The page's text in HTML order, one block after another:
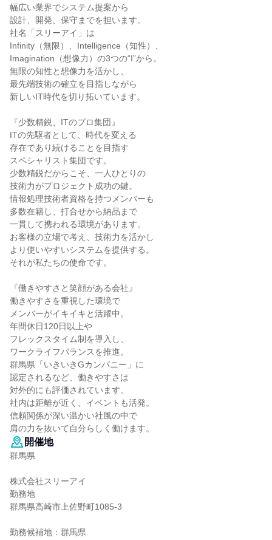
幅広い業界でシステム提案から
設計、開発、保守までを担います。
社名「スリーアイ」は
Infinity（無限）、Intelligence（知性）、
Imagination（想像力）の3つの“I”から。
無限の知性と想像力を活かし、
最先端技術の確立を目指しながら
新しいIT時代を切り拓いています。
『少数精鋭、ITのプロ集団』
ITの先駆者として、時代を変える
存在であり続けることを目指す
スペシャリスト集団です。
少数精鋭だからこそ、一人ひとりの
技術力がプロジェクト成功の鍵。
情報処理技術者資格を持つメンバーも
多数在籍し、打合せから納品まで
一貫して携われる環境があります。
お客様の立場で考え、技術力を活かし
より使いやすいシステムを提供する。
それが私たちの使命です。
『働きやすさと笑顔がある会社』
働きやすさを重視した環境で
メンバーがイキイキと活躍中。
年間休日120日以上や
フレックスタイム制を導入し、
ワークライフバランスを推進。
群馬県「いきいきGカンパニー」に
認定されるなど、働きやすさは
対外的にも評価されています。
社内は距離が近く、イベントも活発。
信頼関係が深い温かい社風の中で
肩の力を抜いて自分らしく働けます。
開催地
群馬県
株式会社スリーアイ
勤務地
群馬県高崎市上佐野町1085-3
勤務候補地：群馬県